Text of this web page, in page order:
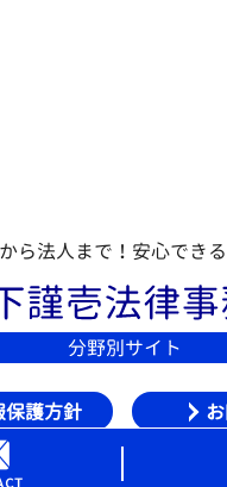
ら法人まで！安心でき
保護方針